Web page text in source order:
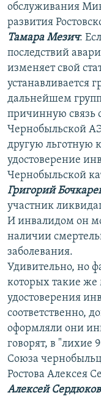
Все сайты РСЕ/
обслуживания
развития
Тамара Мезич:
последствий
изменяет свой
устанавливается
дальнейшем
причинную связь
Чернобыльской
другую льготную
удостоверение
Чернобыльской
Григорий
участник
И инвалидом он
наличии
заболевания.
Удивительно, но
которых такие
удостоверения
соответственно,
оформляли они
говорят, в "лихие
Союза
Ростова Алексея
Алексей Сердюков